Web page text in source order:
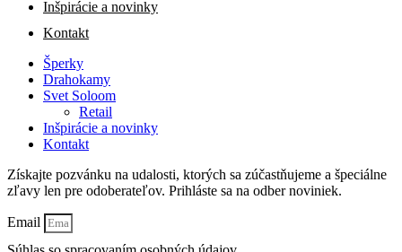
Inšpirácie a novinky
Kontakt
Šperky
Drahokamy
Svet Soloom
Retail
Inšpirácie a novinky
Kontakt
Získajte pozvánku na udalosti, ktorých sa zúčastňujeme a špeciálne
zľavy len pre odoberateľov. Prihláste sa na odber noviniek.
Email